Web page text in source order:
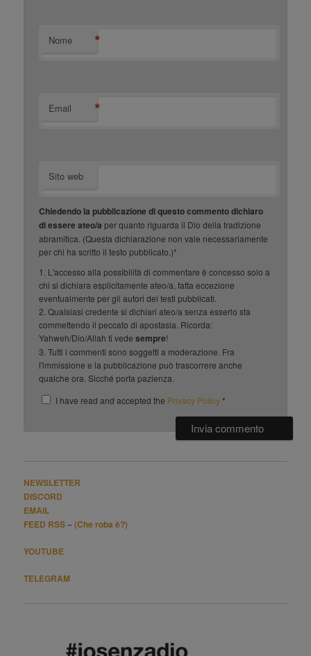
Nome *
Email *
Sito web
Chiedendo la pubblicazione di questo commento dichiaro
di essere ateo/a per quanto riguarda il Dio della tradizione
abramitica. (Questa dichiarazione non vale necessariamente
per chi ha scritto il testo pubblicato.)*
1. L'accesso alla possibilità di commentare è concesso solo a
chi si dichiara esplicitamente ateo/a, fatta eccezione
eventualmente per gli autori dei testi pubblicati.
2. Qualsiasi credente si dichiari ateo/a senza esserlo sta
commettendo il peccato di apostasia. Ricorda:
Yahweh/Dio/Allah ti vedesempre!
3. Tutti i commenti sono soggetti a moderazione. Fra
l'immissione e la pubblicazione può trascorrere anche
qualche ora. Sicché porta pazienza.
I have read and accepted the Privacy Policy*
NEWSLETTER
DISCORD
EMAIL
FEED RSS–(Che roba è?)
YOUTUBE
TELEGRAM